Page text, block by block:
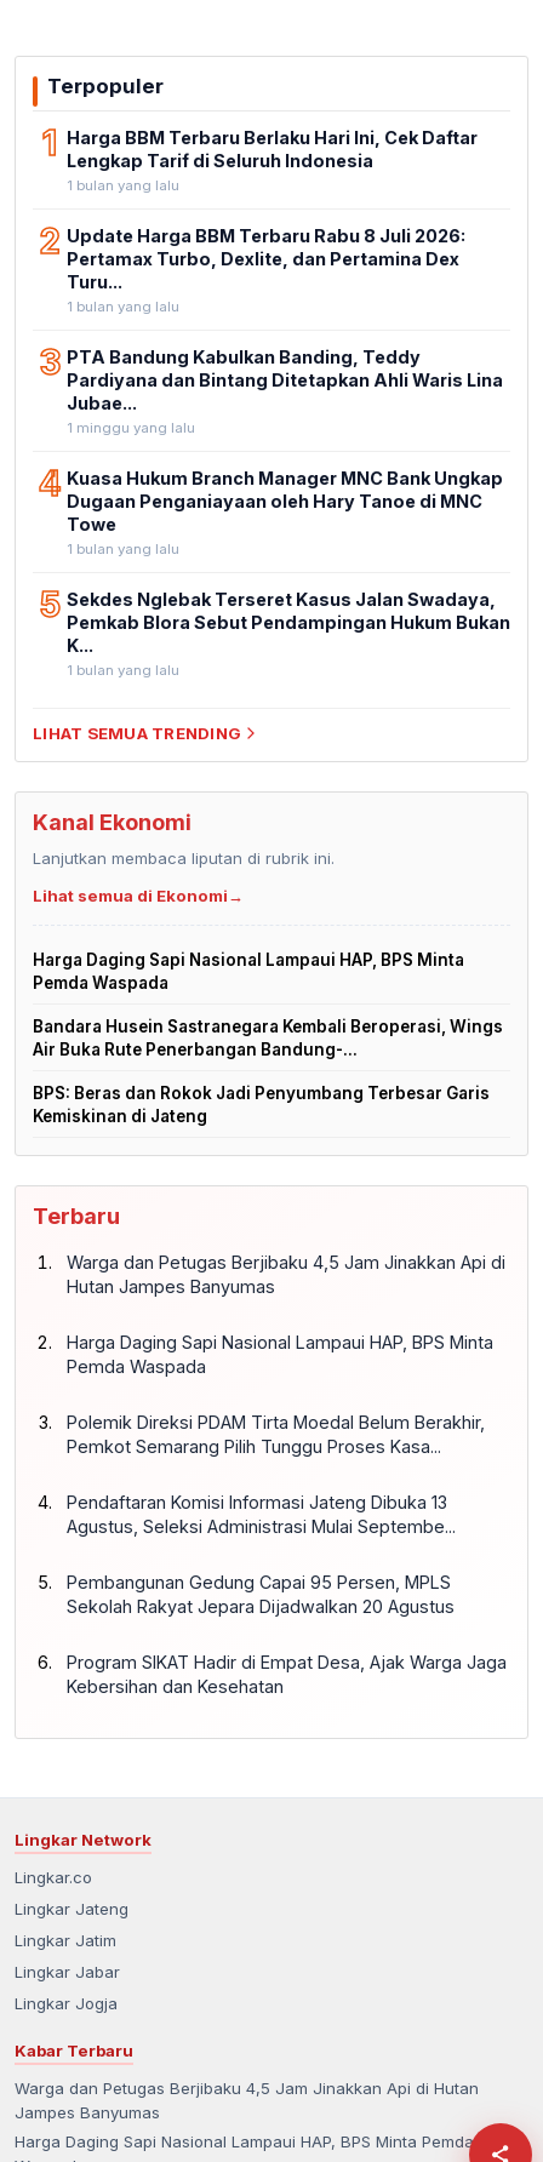
Terpopuler
1 Harga BBM Terbaru Berlaku Hari Ini, Cek Daftar
Lengkap Tarif di Seluruh Indonesia
1 bulan yang lalu
2 Update Harga BBM Terbaru Rabu 8 Juli 2026:
Pertamax Turbo, Dexlite, dan Pertamina Dex
Turu...
1 bulan yang lalu
3 PTA Bandung Kabulkan Banding, Teddy
Pardiyana dan Bintang Ditetapkan Ahli Waris Lina
Jubae...
1 minggu yang lalu
4 Kuasa Hukum Branch Manager MNC Bank Ungkap
Dugaan Penganiayaan oleh Hary Tanoe di MNC
Towe
1 bulan yang lalu
5 Sekdes Nglebak Terseret Kasus Jalan Swadaya,
Pemkab Blora Sebut Pendampingan Hukum Bukan
K...
1 bulan yang lalu
LIHAT SEMUA TRENDING
Kanal Ekonomi
Lanjutkan membaca liputan di rubrik ini.
Lihat semua di Ekonomi→
Harga Daging Sapi Nasional Lampaui HAP, BPS Minta
Pemda Waspada
Bandara Husein Sastranegara Kembali Beroperasi, Wings
Air Buka Rute Penerbangan Bandung-...
BPS: Beras dan Rokok Jadi Penyumbang Terbesar Garis
Kemiskinan di Jateng
Terbaru
Warga dan Petugas Berjibaku 4,5 Jam Jinakkan Api di
Hutan Jampes Banyumas
Harga Daging Sapi Nasional Lampaui HAP, BPS Minta
Pemda Waspada
Polemik Direksi PDAM Tirta Moedal Belum Berakhir,
Pemkot Semarang Pilih Tunggu Proses Kasa...
Pendaftaran Komisi Informasi Jateng Dibuka 13
Agustus, Seleksi Administrasi Mulai Septembe...
Pembangunan Gedung Capai 95 Persen, MPLS
Sekolah Rakyat Jepara Dijadwalkan 20 Agustus
Program SIKAT Hadir di Empat Desa, Ajak Warga Jaga
Kebersihan dan Kesehatan
Lingkar Network
Lingkar.co
Lingkar Jateng
Lingkar Jatim
Lingkar Jabar
Lingkar Jogja
Kabar Terbaru
Warga dan Petugas Berjibaku 4,5 Jam Jinakkan Api di Hutan
Jampes Banyumas
Harga Daging Sapi Nasional Lampaui HAP, BPS Minta Pemda